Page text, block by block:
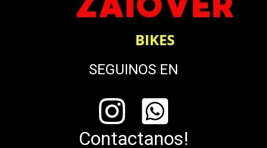
SEGUINOS EN
Contactanos!